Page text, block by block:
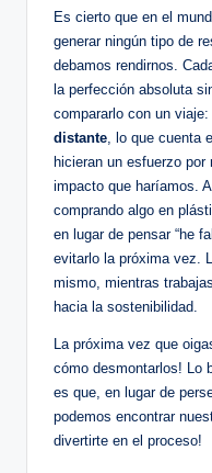
Es cierto que en el
generar ningún tipo de
debamos rendirnos.
la perfección absoluta
compararlo con un viaje:
distante , lo que cuenta
hicieran un esfuerzo por
impacto que haríamos.
comprando algo en
en lugar de pensar “he
evitarlo la próxima vez.
mismo, mientras
hacia la sostenibilidad.
La próxima vez que
cómo desmontarlos! Lo
es que, en lugar de
podemos encontrar
divertirte en el proceso!